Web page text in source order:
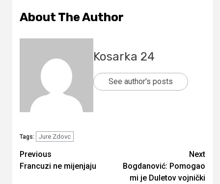
About The Author
Kosarka 24
See author's posts
Tags: Jure Zdovc
Continue
Reading
Previous
Francuzi ne mijenjaju
Next
Bogdanović: Pomogao
mi je Duletov vojnički